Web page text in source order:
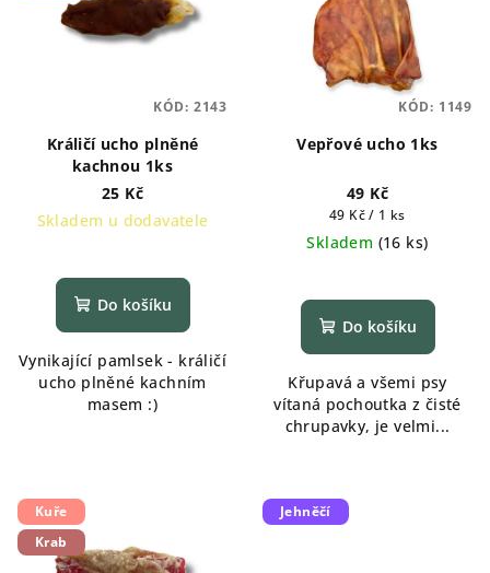
Králičí ucho plněné
kachnou 1ks
25 Kč
Skladem u dodavatele
Do košíku
Vynikající pamlsek - králičí
ucho plněné kachním
masem :)
KÓD: 2143
Vepřové ucho 1ks
49 Kč
Měrná
cena:
49 Kč / 1 ks
Skladem (16 ks)
Do košíku
Křupavá a všemi psy
vítaná pochoutka z čisté
chrupavky, je velmi...
KÓD: 1149
Kuře
Krab
Jehněčí